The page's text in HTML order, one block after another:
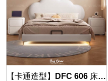
【卡通造型】DFC 606 床組 另有四尺